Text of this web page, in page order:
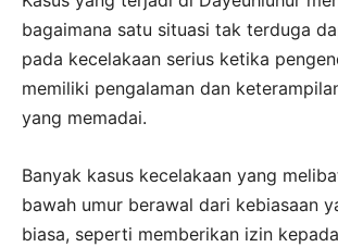
bagaimana satu situasi tak terduga
pada kecelakaan serius ketika
memiliki pengalaman dan
yang memadai.
Banyak kasus kecelakaan yang
bawah umur berawal dari kebiasaan
biasa, seperti memberikan izin